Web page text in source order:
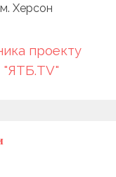
Херсон
проекту
"ЯТБ.TV"